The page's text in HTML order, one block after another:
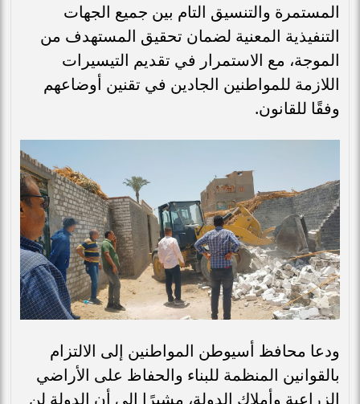
المستمرة والتنسيق التام بين جميع الجهات
التنفيذية المعنية لضمان تحقيق المستهدف من
الموجة، مع الاستمرار في تقديم التيسيرات
اللازمة للمواطنين الجادين في تقنين أوضاعهم
وفقًا للقانون.
ودعا محافظ أسيوطن المواطنين إلى الالتزام
بالقوانين المنظمة للبناء والحفاظ على الأراضي
الزراعية وأملاك الدولة، مشيرًا إلى أن الدولة لن